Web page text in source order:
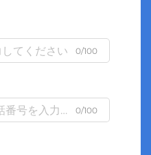
0/100
0/100